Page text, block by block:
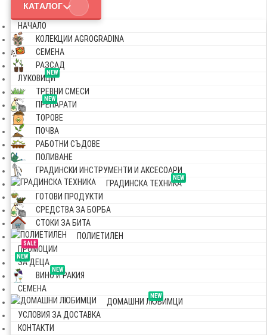
КАТАЛОГ
НАЧАЛО
КОЛЕКЦИИ AGROGRADINA
СЕМЕНА
РАЗСАД
NEW
ЛУКОВИЦИ
ТРЕВНИ СМЕСИ
NEW
ПРЕПАРАТИ
ТОРОВЕ
ПОЧВА
РАБОТНИ СЪДОВЕ
ПОЛИВАНЕ
ГРАДИНСКИ ИНСТРУМЕНТИ И АКСЕСОАРИ
NEW
ГРАДИНСКА ТЕХНИКА
ГОТОВИ ПРОДУКТИ
СРЕДСТВА ЗА БОРБА
СТОКИ ЗА БИТА
ПОЛИЕТИЛЕН
SALE
ПРОМОЦИИ
NEW
ЗА ДЕЦА
NEW
ВИНО И РАКИЯ
СЕМЕНА
NEW
ДОМАШНИ ЛЮБИМЦИ
УСЛОВИЯ ЗА ДОСТАВКА
КОНТАКТИ